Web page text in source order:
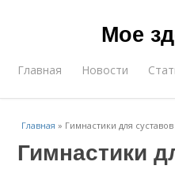
Мое
Главная Новости
Главная » Гимнастики для суставов
Гимнастики